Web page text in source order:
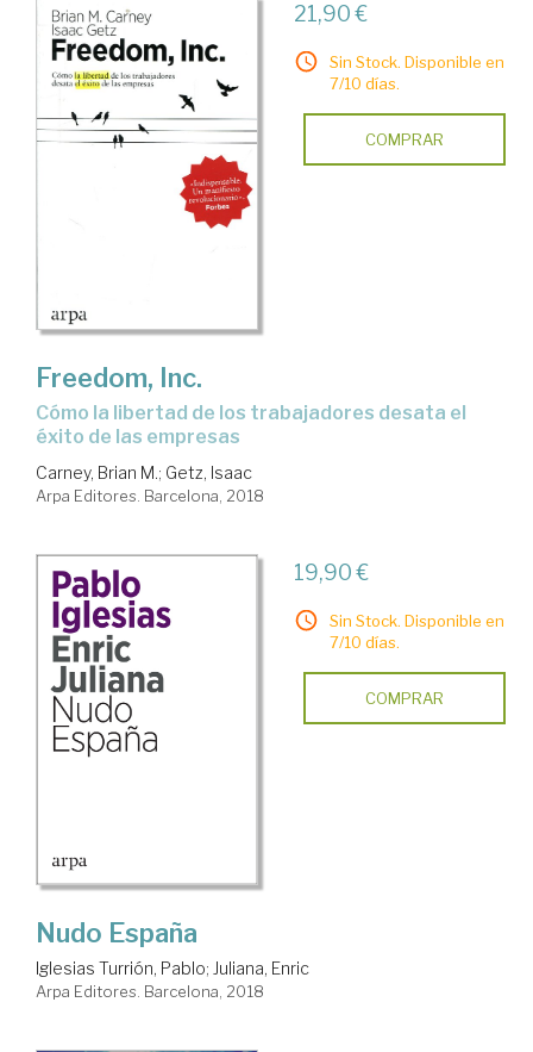
21,90 €
Sin Stock. Disponible en
7/10 días.
COMPRAR
Freedom, Inc.
cómo la libertad de los trabajadores desata el
éxito de las empresas
Carney, Brian M.; Getz, Isaac
Arpa Editores. Barcelona, 2018
19,90 €
Sin Stock. Disponible en
7/10 días.
COMPRAR
Nudo España
Iglesias Turrión, Pablo; Juliana, Enric
Arpa Editores. Barcelona, 2018